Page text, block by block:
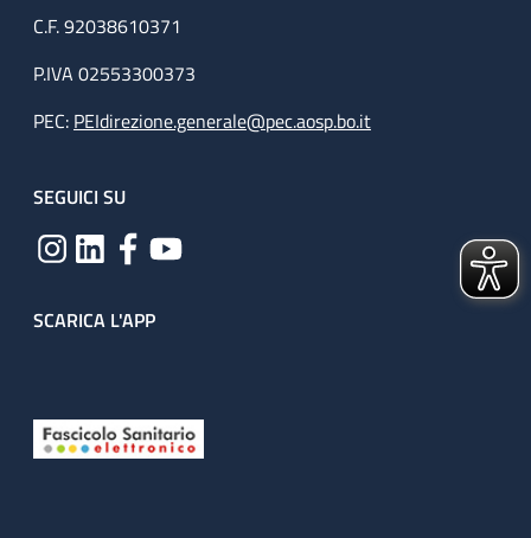
C.F. 92038610371
P.IVA 02553300373
PEC: PEIdirezione.generale@pec.aosp.bo.it
SEGUICI SU
SCARICA L'APP